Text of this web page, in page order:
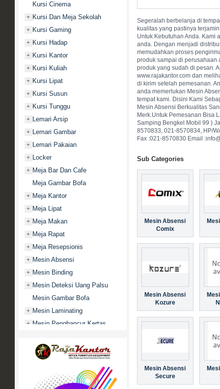
Kursi Cinema
+ Kursi Dan Meja Sekolah
+ Kursi Gaming
+ Kursi Hadap
+ Kursi Kantor
+ Kursi Kuliah
+ Kursi Lipat
+ Kursi Susun
+ Kursi Tunggu
+ Lemari Arsip
+ Lemari Gambar
+ Lemari Pakaian
+ Locker
+ Meja Bar Dan Cafe
Meja Gambar Bofa
+ Meja Kantor
+ Meja Lipat
+ Meja Makan
+ Meja Rapat
+ Meja Resepsionis
+ Mesin Absensi
+ Mesin Binding
+ Mesin Deteksi Uang Palsu
Mesin Gambar Bofa
+ Mesin Laminating
+ Mesin Penghancur Kertas
Mobile File / Roll O Pack
Movitex
Paper Cutter
Partisi Kantor
Segeralah berbelanja di
kualitas yang pastinya
Untuk Kebutuhan Anda. Kami
anda. Dengan menjadi
memudahkan proses
produk sampai di perusahaan
produk yang sudah di pesan.
www.rajakantor.com dan
di kirim setelah pemesanan.
anda memerlukan Mesin
tempat kami. Disini Kami
Mesin Absensi Berkualitas
Merk.Untuk Pemesanan Bisa
Samping Bengkel Mobil 99 )
8570833, 021-8570834, HP/
Fax :021-8570830 Email
Sub Categories
Mesin Absensi
Comix
Mesin Absensi
Kozure
Mesin Absensi
Secure